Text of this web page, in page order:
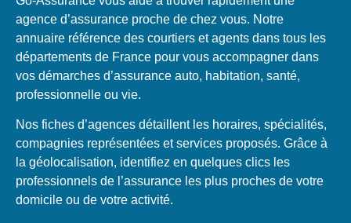
agence d’assurance proche de chez vous. Notre
annuaire référence des courtiers et agents dans tous les
départements de France pour vous accompagner dans
vos démarches d’assurance auto, habitation, santé,
professionnelle ou vie.
Nos fiches d’agences détaillent les horaires, spécialités,
compagnies représentées et services proposés. Grâce à
la géolocalisation, identifiez en quelques clics les
professionnels de l’assurance les plus proches de votre
domicile ou de votre activité.